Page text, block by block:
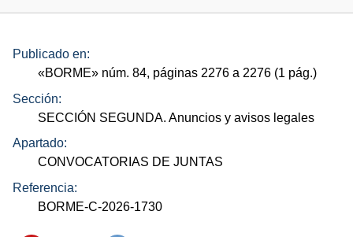
Publicado en:
«BORME» núm. 84, páginas 2276 a 2276 (1 pág.)
Sección:
SECCIÓN SEGUNDA. Anuncios y avisos legales
Apartado:
CONVOCATORIAS DE JUNTAS
Referencia:
BORME-C-2026-1730